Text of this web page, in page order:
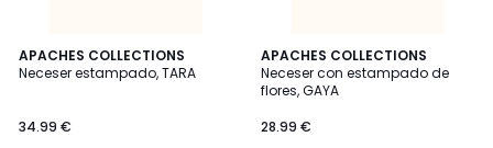
APACHES COLLECTIONS
Neceser estampado, TARA
34.99 €
APACHES COLLECTIONS
Neceser con estampado de
flores, GAYA
28.99 €